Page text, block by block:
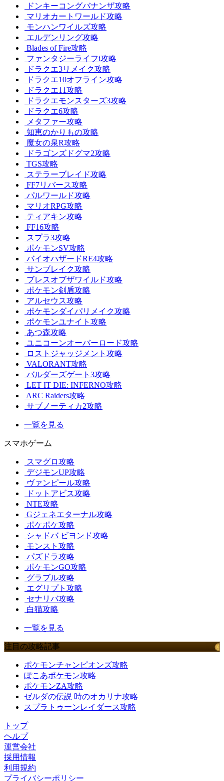
ドンキーコングバナンザ攻略
マリオカートワールド攻略
モンハンワイルズ攻略
エルデンリング攻略
Blades of Fire攻略
ファンタジーライフi攻略
ドラクエ3リメイク攻略
ドラクエ10オフライン攻略
ドラクエ11攻略
ドラクエモンスターズ3攻略
ドラクエ6攻略
メタファー攻略
知恵のかりもの攻略
魔女の泉R攻略
ドラゴンズドグマ2攻略
TGS攻略
ステラーブレイド攻略
FF7リバース攻略
パルワールド攻略
マリオRPG攻略
ティアキン攻略
FF16攻略
スプラ3攻略
ポケモンSV攻略
バイオハザードRE4攻略
サンブレイク攻略
ブレスオブザワイルド攻略
ポケモン剣盾攻略
アルセウス攻略
ポケモンダイパリメイク攻略
ポケモンユナイト攻略
あつ森攻略
ユニコーンオーバーロード攻略
ロストジャッジメント攻略
VALORANT攻略
バルダーズゲート3攻略
LET IT DIE: INFERNO攻略
ARC Raiders攻略
サブノーティカ2攻略
一覧を見る
スマホゲーム
スマグロ攻略
デジモンUP攻略
ヴァンピール攻略
ドットアビス攻略
NTE攻略
Gジェネエターナル攻略
ポケポケ攻略
シャドバ ビヨンド攻略
モンスト攻略
パズドラ攻略
ポケモンGO攻略
グラブル攻略
エグリプト攻略
セナリバ攻略
白猫攻略
一覧を見る
注目の攻略記事
ポケモンチャンピオンズ攻略
ぽこあポケモン攻略
ポケモンZA攻略
ゼルダの伝説 時のオカリナ攻略
スプラトゥーンレイダース攻略
トップ
ヘルプ
運営会社
採用情報
利用規約
プライバシーポリシー